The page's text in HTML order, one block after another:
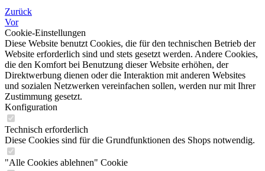
Zurück
Vor
Cookie-Einstellungen
Diese Website benutzt Cookies, die für den technischen Betrieb der
Website erforderlich sind und stets gesetzt werden. Andere Cookies,
die den Komfort bei Benutzung dieser Website erhöhen, der
Direktwerbung dienen oder die Interaktion mit anderen Websites
und sozialen Netzwerken vereinfachen sollen, werden nur mit Ihrer
Zustimmung gesetzt.
Konfiguration
Technisch erforderlich
Diese Cookies sind für die Grundfunktionen des Shops notwendig.
"Alle Cookies ablehnen" Cookie